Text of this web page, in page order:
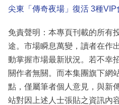
尖東「傳奇夜場」復活 3種
免責聲明：本專頁刊載的所有
途。市場瞬息萬變，讀者在作
動掌握市場最新狀況。若不幸
關作者無關。而本集團旗下網
點，僅屬筆者個人意見，與新
站對因上述人士張貼之資訊內